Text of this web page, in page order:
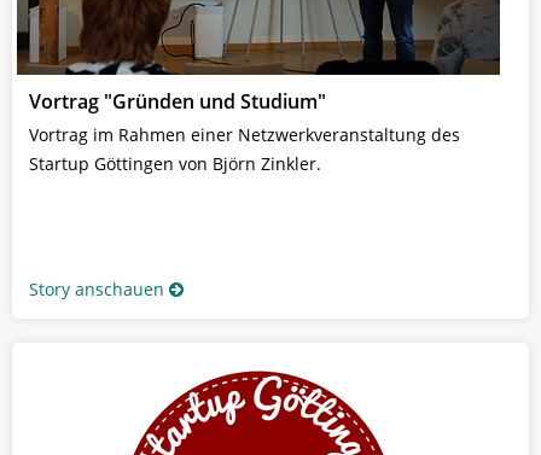
Vortrag "Gründen und Studium"
Vortrag im Rahmen einer Netzwerkveranstaltung des
Startup Göttingen von Björn Zinkler.
Story anschauen